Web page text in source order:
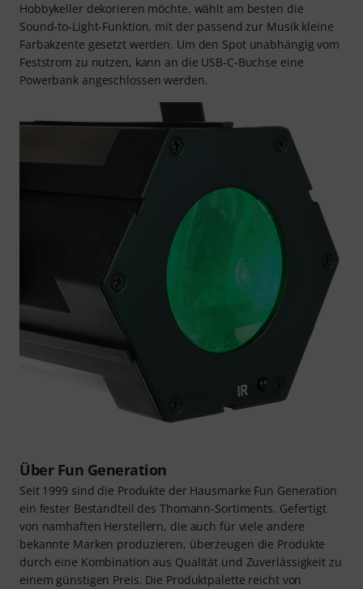
Hobbykeller dekorieren möchte, wählt am besten die
Sound-to-Light-Funktion, mit der passend zur Musik kleine
Farbakzente gesetzt werden. Um den Spot unabhängig vom
Feststrom zu nutzen, kann an die USB-C-Buchse eine
Powerbank angeschlossen werden.
Über Fun Generation
Seit 1999 sind die Produkte der Hausmarke Fun Generation
ein fester Bestandteil des Thomann-Sortiments. Gefertigt
von namhaften Herstellern, die auch für viele andere
bekannte Marken produzieren, überzeugen die Produkte
durch eine Kombination aus Qualität und Zuverlässigkeit zu
einem günstigen Preis. Die Produktpalette reicht von